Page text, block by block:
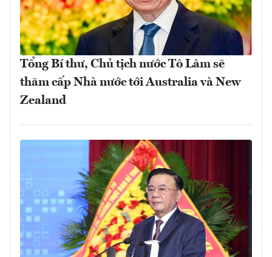
Tổng Bí thư, Chủ tịch nước Tô Lâm sẽ
thăm cấp Nhà nước tới Australia và New
Zealand